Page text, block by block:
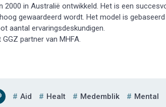
2000 in Australië ontwikkeld. Het is een
gewaardeerd wordt. Het model is
aantal ervaringsdeskundigen.
partner van MHFA.
Aid Healt Medemblik Mental